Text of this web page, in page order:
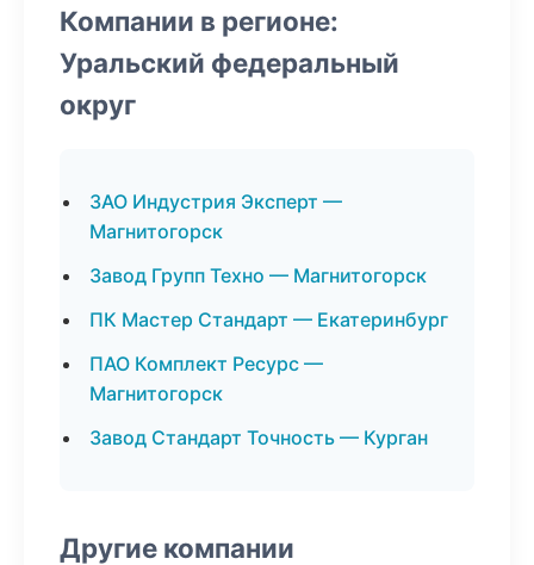
Компании в регионе:
Уральский федеральный
округ
ЗАО Индустрия Эксперт —
Магнитогорск
Завод Групп Техно — Магнитогорск
ПК Мастер Стандарт — Екатеринбург
ПАО Комплект Ресурс —
Магнитогорск
Завод Стандарт Точность — Курган
Другие компании